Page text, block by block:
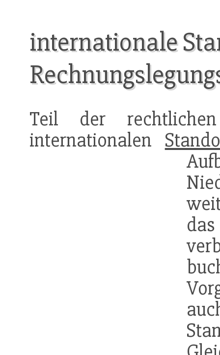
internationale
Teil der rechtlichen
internationalen